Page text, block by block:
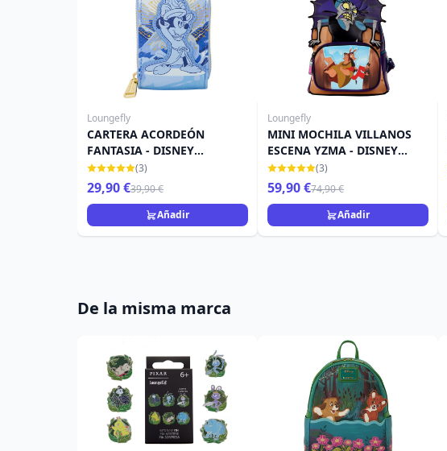
Loungefly
CARTERA ACORDEÓN
FANTASIA - DISNEY
LOUNGEFLY
(3)
29,90 €39,90 €
Añadir
Loungefly
MINI MOCHILA VILLANOS
ESCENA YZMA - DISNEY
LOUNGEFLY
(3)
59,90 €74,90 €
Añadir
De la misma marca